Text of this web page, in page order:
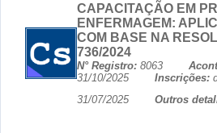
CAPACITAÇÃO EM
ENFERMAGEM:
COM BASE NA
736/2024
N° Registro: 8063
31/10/2025 Inscrições:
31/07/2025 Outros